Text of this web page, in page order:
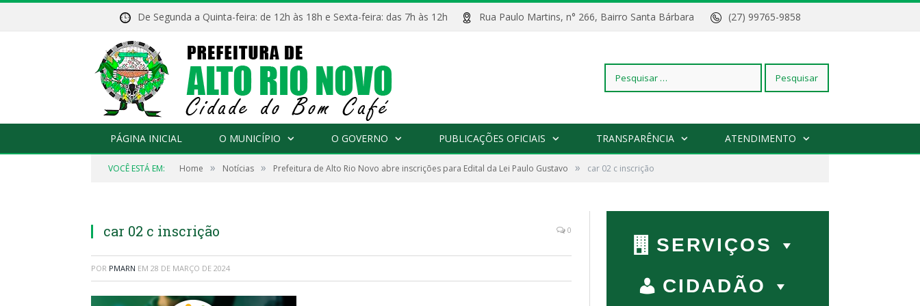
De Segunda a Quinta-feira: de 12h às 18h e Sexta-feira: das 7h às 12h Rua Paulo Martins, n° 266, Bairro Santa Bárbara (27) 99765-9858
Pesquisar
por:
PÁGINA INICIAL O MUNICÍPIO O GOVERNO PUBLICAÇÕES OFICIAIS TRANSPARÊNCIA ATENDIMENTO
VOCÊ ESTÁ EM: Home » Notícias » Prefeitura de Alto Rio Novo abre inscrições para Edital da Lei Paulo Gustavo » car 02 c inscrição
car 02 c inscrição 0
POR PMARN EM 28 DE MARÇO DE 2024
SERVIÇOS
CIDADÃO